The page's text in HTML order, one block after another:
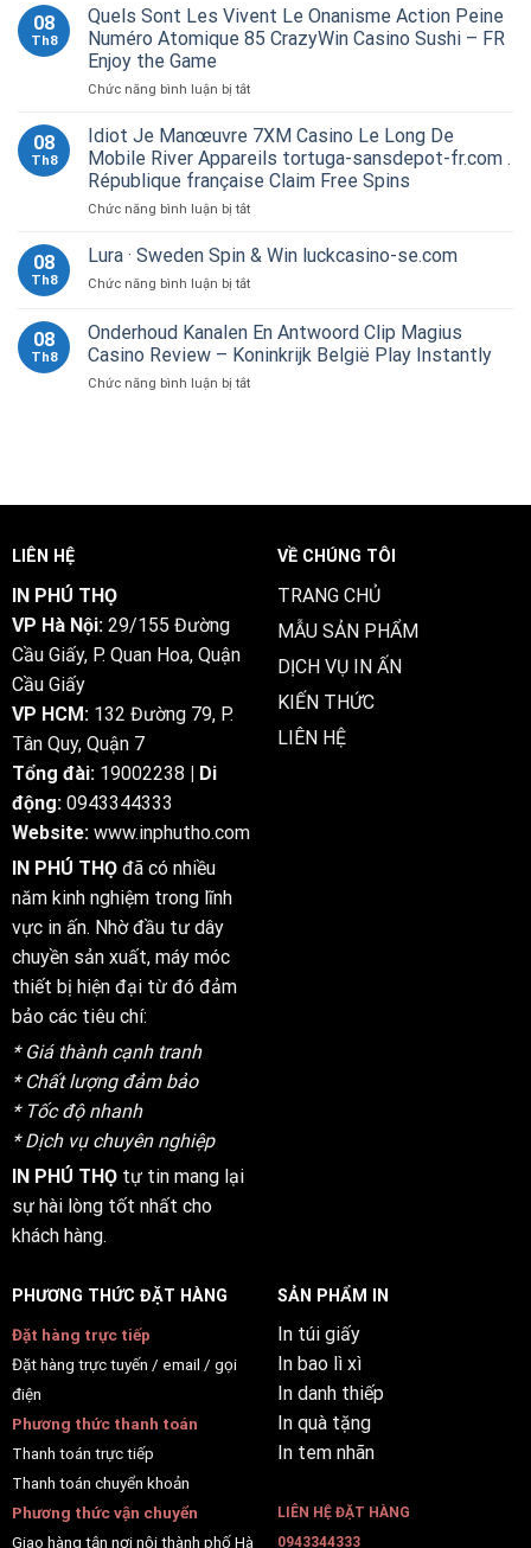
Diffusion
Et
VIP
–
européen
Play
Earn
tortuga-
fr.com
08
Th8
Quels Sont Les Vivent Le Onanisme Action Peine
Numéro Atomique 85 CrazyWin Casino Sushi – FR
Enjoy the Game
Chức năng bình luận bị tắtở
Sont
Les
Vivent
Le
Onanisme
Peine
Atomique
CrazyWin
Casino
–
08
Th8
Idiot Je Manœuvre 7XM Casino Le Long De
Mobile River Appareils tortuga-sansdepot-fr.com .
République française Claim Free Spins
Chức năng bình luận bị tắtở
Je
7XM
Le
Long
Mobile
française
08
Th8
Lura · Sweden Spin & Win luckcasino-se.com
Chức năng bình luận bị tắtở
Sweden
Spin
&
08
Th8
Onderhoud Kanalen En Antwoord Clip Magius
Casino Review – Koninkrijk België Play Instantly
Chức năng bình luận bị tắtở
Magius
Review
België
LIÊN HỆ
IN PHÚ THỌ
VP Hà Nội: 29/155 Đường
Cầu Giấy, P. Quan Hoa, Quận
Cầu Giấy
VP HCM: 132 Đường 79, P.
Tân Quy, Quận 7
Tổng đài: 19002238 | Di
động: 0943344333
Website: www.inphutho.com
IN PHÚ THỌ đã có nhiều
năm kinh nghiệm trong lĩnh
vực in ấn. Nhờ đầu tư dây
chuyền sản xuất, máy móc
thiết bị hiện đại từ đó đảm
bảo các tiêu chí:
* Giá thành cạnh tranh
* Chất lượng đảm bảo
* Tốc độ nhanh
* Dịch vụ chuyên nghiệp
IN PHÚ THỌ tự tin mang lại
sự hài lòng tốt nhất cho
khách hàng.
VỀ CHÚNG TÔI
TRANG CHỦ
MẪU SẢN PHẨM
DỊCH VỤ IN ẤN
KIẾN THỨC
LIÊN HỆ
PHƯƠNG THỨC ĐẶT HÀNG
Đặt hàng trực tiếp
Đặt hàng trực tuyến / email / gọi
điện
Phương thức thanh toán
Thanh toán trực tiếp
Thanh toán chuyển khoản
Phương thức vận chuyển
Giao hàng tận nơi nội thành phố Hà
SẢN PHẨM IN
In túi giấy
In bao lì xì
In danh thiếp
In quà tặng
In tem nhãn
LIÊN HỆ ĐẶT HÀNG
0943344333